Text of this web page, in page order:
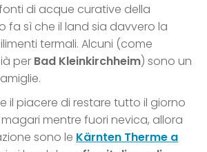
di acque curative della
fa sì che il land sia davvero la
termali. Alcuni (come
per Bad Kleinkirchheim) sono un
il piacere di restare tutto il giorno
mentre fuori nevica, allora
sono le Kärnten Therme a